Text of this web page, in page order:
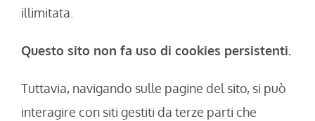
illimitata.
Questo sito non fa uso di cookies persistenti.
Tuttavia, navigando sulle pagine del sito, si può
interagire con siti gestiti da terze parti che